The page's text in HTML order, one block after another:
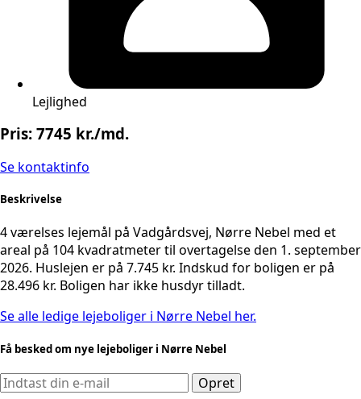
Lejlighed
Pris: 7745 kr./md.
Se kontaktinfo
Beskrivelse
4 værelses lejemål på Vadgårdsvej, Nørre Nebel med et
areal på 104 kvadratmeter til overtagelse den 1. september
2026. Huslejen er på 7.745 kr. Indskud for boligen er på
28.496 kr. Boligen har ikke husdyr tilladt.
Se alle ledige lejeboliger i Nørre Nebel her.
Få besked om nye lejeboliger i Nørre Nebel